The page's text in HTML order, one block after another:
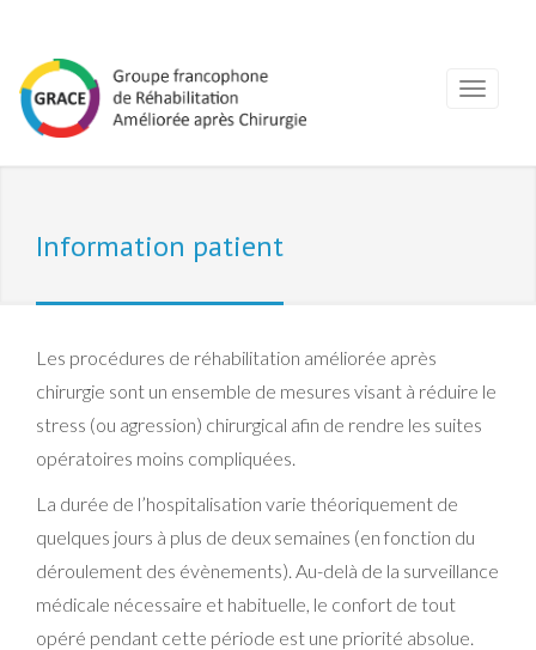
Information patient
Les procédures de réhabilitation améliorée après
chirurgie sont un ensemble de mesures visant à réduire le
stress (ou agression) chirurgical afin de rendre les suites
opératoires moins compliquées.
La durée de l’hospitalisation varie théoriquement de
quelques jours à plus de deux semaines (en fonction du
déroulement des évènements). Au-delà de la surveillance
médicale nécessaire et habituelle, le confort de tout
opéré pendant cette période est une priorité absolue.